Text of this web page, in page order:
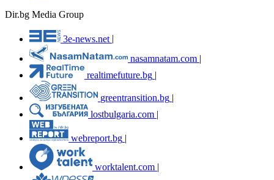
Dir.bg Media Group
3e-news.net
nasamnatam.com |
realtimefuture.bg |
greentransition.bg |
lostbulgaria.com |
webreport.bg
worktalent.com |